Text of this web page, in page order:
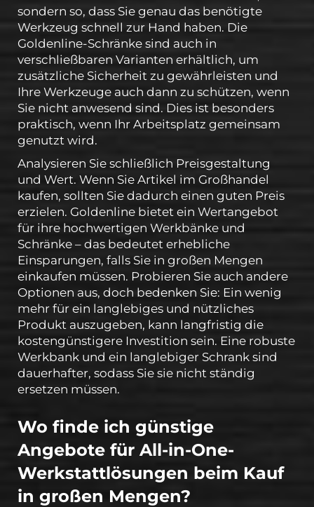
sondern so, dass Sie genau das benötigte
Werkzeug schnell zur Hand haben. Die
Goldenline-Schränke sind auch in
verschließbaren Varianten erhältlich, um
zusätzliche Sicherheit zu gewährleisten und
Ihre Werkzeuge auch dann zu schützen, wenn
Sie nicht anwesend sind. Dies ist besonders
praktisch, wenn Ihr Arbeitsplatz gemeinsam
genutzt wird.
Analysieren Sie schließlich Preisgestaltung
und Wert. Wenn Sie Artikel im Großhandel
kaufen, sollten Sie dadurch einen guten Preis
erzielen. Goldenline bietet ein Wertangebot
für ihre hochwertigen Werkbänke und
Schränke – das bedeutet erhebliche
Einsparungen, falls Sie in großen Mengen
einkaufen müssen. Probieren Sie auch andere
Optionen aus, doch bedenken Sie: Ein wenig
mehr für ein langlebiges und nützliches
Produkt auszugeben, kann langfristig die
kostengünstigere Investition sein. Eine robuste
Werkbank und ein langlebiger Schrank sind
dauerhafter, sodass Sie sie nicht ständig
ersetzen müssen.
Wo finde ich günstige
Angebote für All-in-One-
Werkstattlösungen beim Kauf
in großen Mengen?